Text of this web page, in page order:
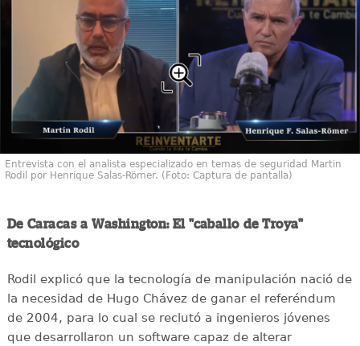
Entrevista con el analista especializado en temas de seguridad Martin
Rodil por Henrique Salas-Römer. (Foto: Captura de pantalla)
De Caracas a Washington: El "caballo de Troya"
tecnológico
Rodil explicó que la tecnología de manipulación nació de
la necesidad de Hugo Chávez de ganar el referéndum
de 2004, para lo cual se reclutó a ingenieros jóvenes
que desarrollaron un software capaz de alterar